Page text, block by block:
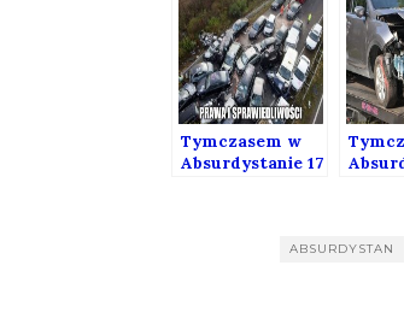
Tymczasem w
Absurdystanie 17
ABSURDYSTAN